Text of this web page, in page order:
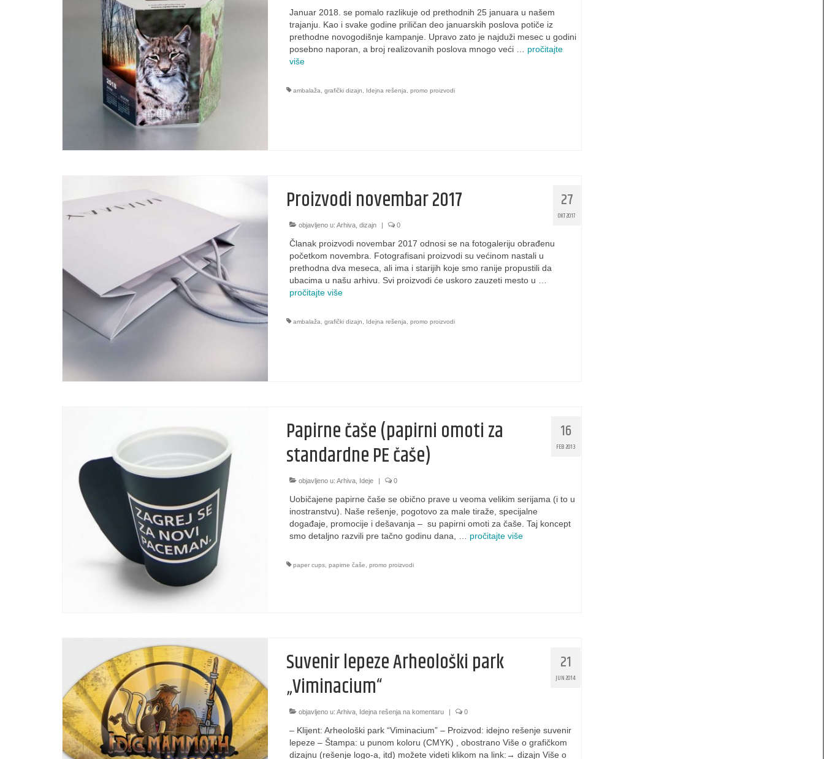
Januar 2018. se pomalo razlikuje od prethodnih 25 januara u našem
trajanju. Kao i svake godine priličan deo januarskih poslova potiče iz
prethodne novogodišnje kampanje. Upravo zato je najduži mesec u godini
posebno naporan, a broj realizovanih poslova mnogo veći … pročitajte
više
ambalaža, grafički dizajn, Idejna rešenja, promo proizvodi
27
OKT 2017
Proizvodi novembar 2017
objavljeno u: Arhiva, dizajn | 0
Članak proizvodi novembar 2017 odnosi se na fotogaleriju obrađenu
početkom novembra. Fotografisani proizvodi su većinom nastali u
prethodna dva meseca, ali ima i starijih koje smo ranije propustili da
ubacima u našu arhivu. Svi proizvodi će uskoro zauzeti mesto u …
pročitajte više
ambalaža grafički dizajn Idejna rešenja promo proizvodi
16
FEB 2013
Papirne čaše (papirni omoti za
standardne PE čaše)
objavljeno u: Arhiva, Ideje | 0
Uobičajene papirne čaše se obično prave u veoma velikim serijama (i to u
inostranstvu). Naše rešenje, pogotovo za male tiraže, specijalne
događaje, promocije i dešavanja – su papirni omoti za čaše. Taj koncept
smo detaljno razvili pre tačno godinu dana, … pročitajte više
paper cups, papirne čaše promo proizvodi
21
JUN 2014
Suvenir lepeze Arheološki park
„Viminacium“
objavljeno u: Arhiva, Idejna rešenja na komentaru | 0
– Klijent: Arheološki park “Viminacium” – Proizvod: idejno rešenje suvenir
lepeze – Štampa: u punom koloru (CMYK) , obostrano Više o grafičkom
dizajnu (rešenje logo-a, itd) možete videti klikom na link:→ dizajn Više o